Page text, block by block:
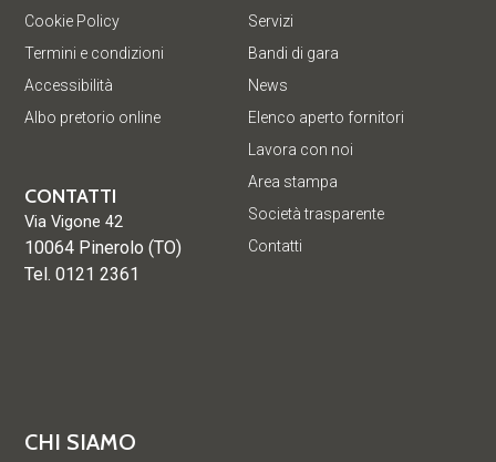
CHI SIAMO
Servizi
Bandi di gara
News
Elenco aperto fornitori
Lavora con noi
Area stampa
Società trasparente
Contatti
Cookie Policy
Termini e condizioni
Accessibilità
Albo pretorio online
CONTATTI
Via Vigone 42
10064 Pinerolo (TO)
Tel. 0121 2361